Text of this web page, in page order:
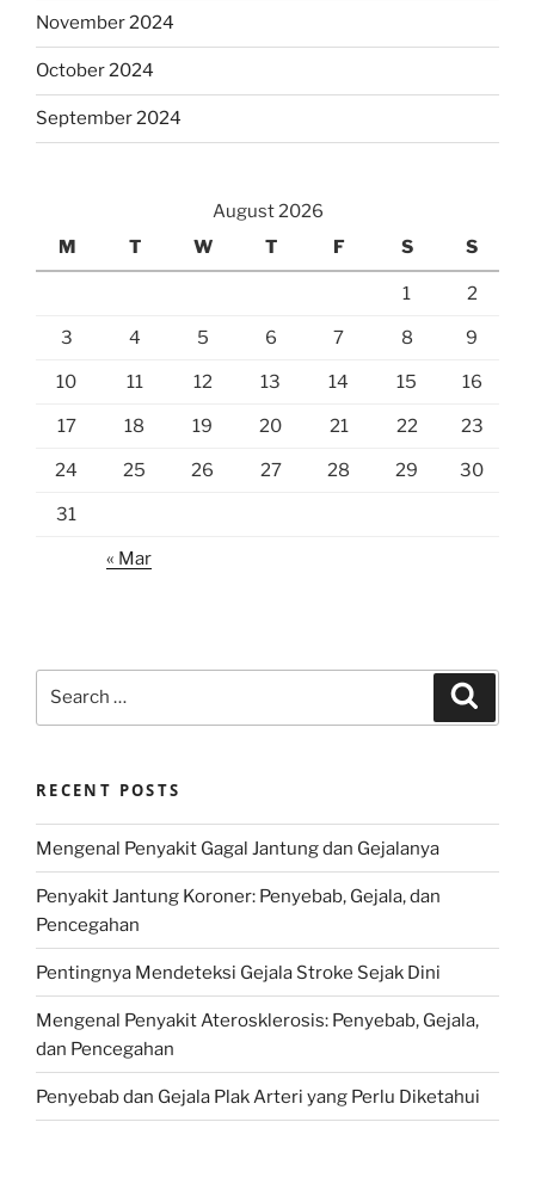
November 2024
October 2024
September 2024
August 2026
M
T W T F S S
1 2
3 4 5 6 7 8 9
10 11 12 13 14 15 16
17 18 19 20 21 22 23
24 25 26 27 28 29 30
31
« Mar
RECENT POSTS
Mengenal Penyakit Gagal Jantung dan Gejalanya
Penyakit Jantung Koroner: Penyebab, Gejala, dan
Pencegahan
Pentingnya Mendeteksi Gejala Stroke Sejak Dini
Mengenal Penyakit Aterosklerosis: Penyebab, Gejala,
dan Pencegahan
Penyebab dan Gejala Plak Arteri yang Perlu Diketahui